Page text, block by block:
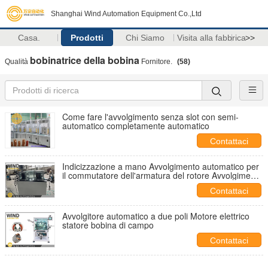
Shanghai Wind Automation Equipment Co.,Ltd
Casa. Prodotti Chi Siamo Visita alla fabbrica>>
Qualità bobinatrice della bobina Fornitore. (58)
Come fare l'avvolgimento senza slot con semi-
automatico completamente automatico
Contattaci
Indicizzazione a mano Avvolgimento automatico per
il commutatore dell'armatura del rotore Avvolgimento
Contattaci
Avvolgitore automatico a due poli Motore elettrico
statore bobina di campo
Contattaci